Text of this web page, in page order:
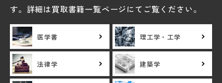
す。詳細は買取書籍一覧ページにてご覧ください。
医学書 理工学・工学
法律学 建築学